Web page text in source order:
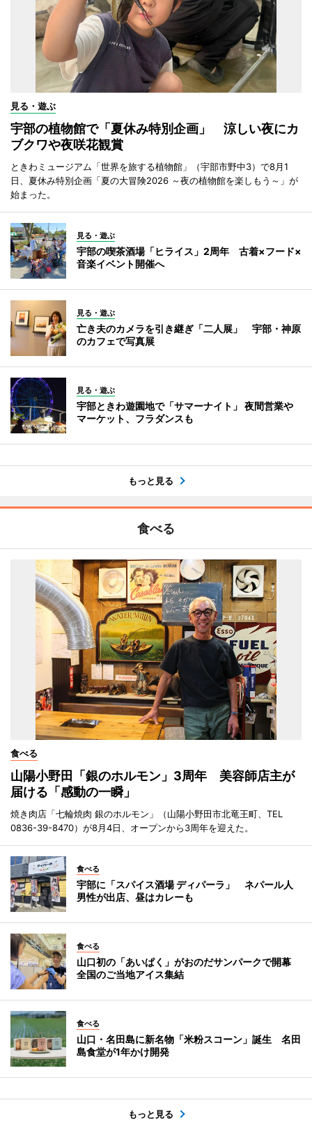
見る・遊ぶ
宇部の植物館で「夏休み特別企画」 涼しい夜にカ
ブクワや夜咲花観賞
ときわミュージアム「世界を旅する植物館」（宇部市野中3）で8月1
日、夏休み特別企画「夏の大冒険2026 ～夜の植物館を楽しもう～」が
始まった。
見る・遊ぶ
宇部の喫茶酒場「ヒライス」2周年 古着×フード×
音楽イベント開催へ
見る・遊ぶ
亡き夫のカメラを引き継ぎ「二人展」 宇部・神原
のカフェで写真展
見る・遊ぶ
宇部ときわ遊園地で「サマーナイト」 夜間営業や
マーケット、フラダンスも
もっと見る
食べる
食べる
山陽小野田「銀のホルモン」3周年 美容師店主が
届ける「感動の一瞬」
焼き肉店「七輪焼肉 銀のホルモン」（山陽小野田市北竜王町、TEL
0836-39-8470）が8月4日、オープンから3周年を迎えた。
食べる
宇部に「スパイス酒場 ディパーラ」 ネパール人
男性が出店、昼はカレーも
食べる
山口初の「あいぱく」がおのだサンパークで開幕
全国のご当地アイス集結
食べる
山口・名田島に新名物「米粉スコーン」誕生 名田
島食堂が1年かけ開発
もっと見る